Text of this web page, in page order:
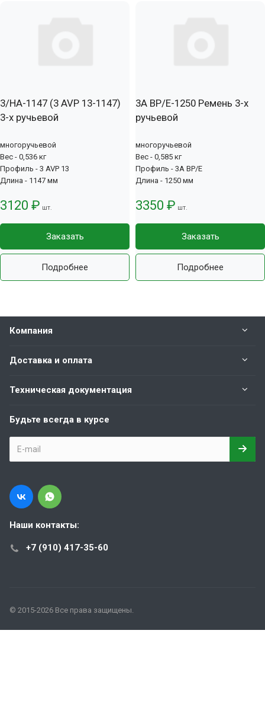
3/HA-1147 (3 AVP 13-1147)
3-х ручьевой
многоручьевой
Вес - 0,536 кг
Профиль - 3 AVP 13
Длина - 1147 мм
3120 ₽ шт.
Заказать
Подробнее
3А BP/E-1250 Ремень 3-х
ручьевой
многоручьевой
Вес - 0,585 кг
Профиль - 3А BP/E
Длина - 1250 мм
3350 ₽ шт.
Заказать
Подробнее
Компания
Доставка и оплата
Техническая документация
Будьте всегда в курсе
Наши контакты:
+7 (910) 417-35-60
© 2015-2026 Все права защищены.